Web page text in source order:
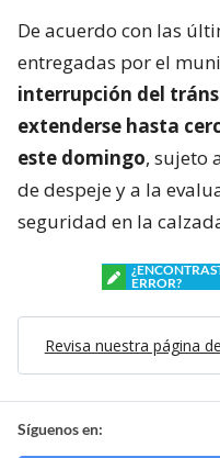
De acuerdo con las
entregadas por el
interrupción del
extenderse hasta
este domingo, sujeto
de despeje y a la
seguridad en la
ERROR?
Revisa nuestra página
Síguenos en: